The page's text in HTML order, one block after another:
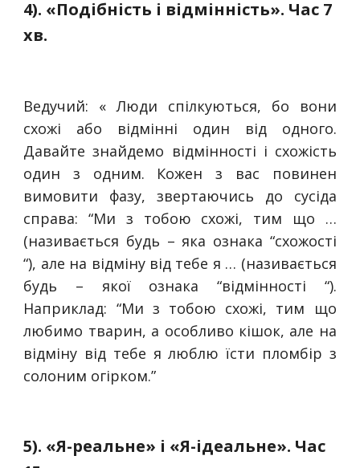
4). «Подібність і відмінність». Час 7
хв.
Ведучий: « Люди спілкуються, бо вони
схожі або відмінні один від одного.
Давайте знайдемо відмінності і схожість
один з одним. Кожен з вас повинен
вимовити фазу, звертаючись до сусіда
справа: “Ми з тобою схожі, тим що …
(називається будь – яка ознака “схожості
“), але на відміну від тебе я … (називається
будь – якої ознака “відмінності “).
Наприклад: “Ми з тобою схожі, тим що
любимо тварин, а особливо кішок, але на
відміну від тебе я люблю їсти пломбір з
солоним огірком.”
5). «Я-реальне» і «Я-ідеальне». Час